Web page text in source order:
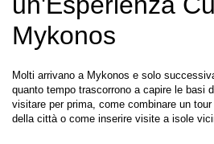
Mykonos
Molti arrivano a Mykonos e solo
quanto tempo trascorrono a capire le basi
visitare per prima, come combinare un
della città o come inserire visite a isole